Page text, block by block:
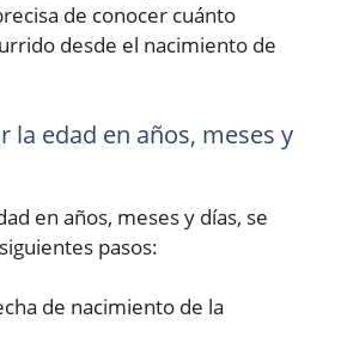
de conocer cuánto
desde el nacimiento de
la edad en años, meses y
en años, meses y días, se
pasos:
de nacimiento de la